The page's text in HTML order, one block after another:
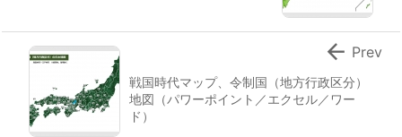
戦国時代マップ、令制国（地方行政区分）
地図（パワーポイント／エクセル／ワー
ド）
 Prev